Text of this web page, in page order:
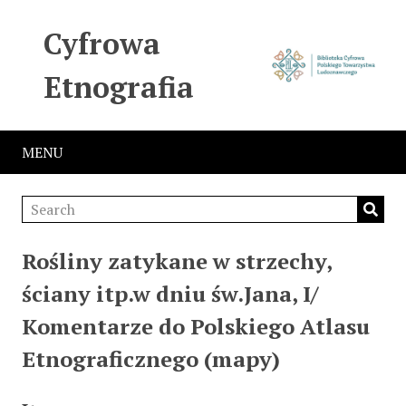
Cyfrowa
Etnografia
MENU
Rośliny zatykane w strzechy,
ściany itp.w dniu św.Jana, I/
Komentarze do Polskiego Atlasu
Etnograficznego (mapy)